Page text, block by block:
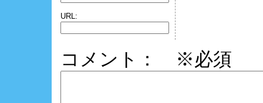
URL:
コメント： ※必須